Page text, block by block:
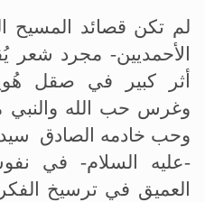
لم تكن قصائد المسيح
الأحمديين- مجرد شعر
أثر كبير في صقل
وغرس حب الله
وحب خادمه الصادق
-عليه السلام- في
العميق في ترسيخ